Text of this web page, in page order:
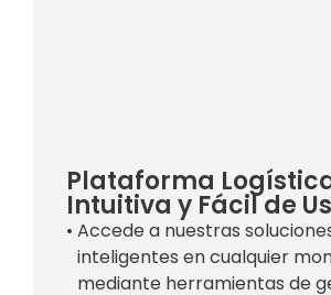
Plataforma
Intuitiva y Fácil de
• Accede a nuestras
inteligentes en cualquier
mediante herramientas de